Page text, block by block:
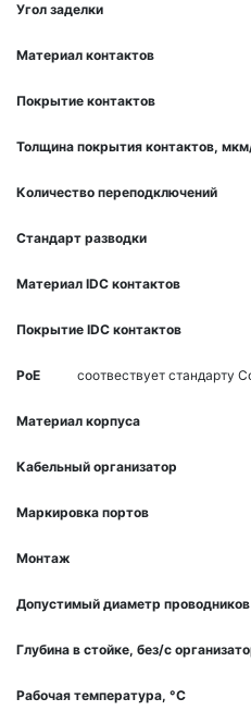
Угол заделки
Материал контактов
Покрытие контактов
Толщина покрытия контактов,
Количество переподключений
Стандарт разводки
Материал IDC контактов
Покрытие IDC контактов
PoE соотвествует стандарту
Материал корпуса
Кабельный организатор
Маркировка портов
Монтаж
Допустимый диаметр проводников
Глубина в стойке, без/с
Рабочая температура, °С